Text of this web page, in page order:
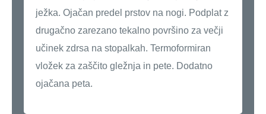
ježka. Ojačan predel prstov na nogi. Podplat z
drugačno zarezano tekalno površino za večji
učinek zdrsa na stopalkah. Termoformiran
vložek za zaščito gležnja in pete. Dodatno
ojačana peta.